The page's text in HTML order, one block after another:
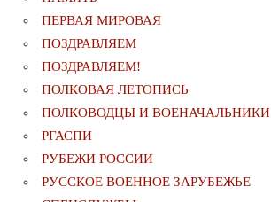
ПЕРВАЯ МИРОВАЯ
ПОЗДРАВЛЯЕМ
ПОЗДРАВЛЯЕМ!
ПОЛКОВАЯ ЛЕТОПИСЬ
ПОЛКОВОДЦЫ И ВОЕНАЧАЛЬНИКИ
РГАСПИ
РУБЕЖИ РОССИИ
РУССКОЕ ВОЕННОЕ ЗАРУБЕЖЬЕ